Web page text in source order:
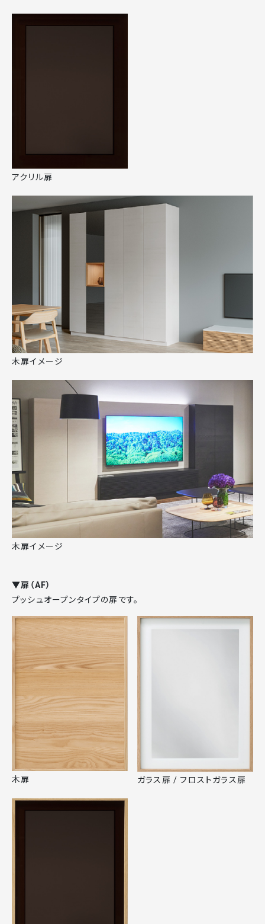
アクリル扉
木扉イメージ
木扉イメージ
▼扉（AF）
プッシュオープンタイプの扉です。
木扉 ガラス扉 / フロストガラス扉